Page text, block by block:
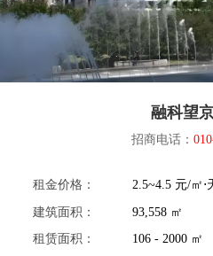
融科望
招商电话：
租金价格：
2.5~4.5 元/㎡⋅
建筑面积：
93,558 ㎡
租赁面积：
106 - 2000 ㎡